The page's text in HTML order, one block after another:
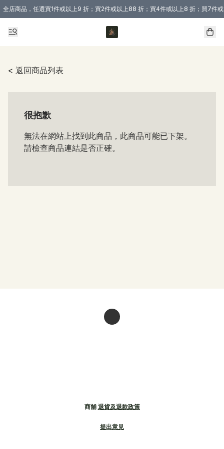
全店商品，任選買1件或以上9 折；買2件或以上88 折；買4件或以上8 折；買7件
購買 3 件商品或以上即享免運費優惠！（適用於 本地送貨、本地取貨 )
< 返回商品列表
很抱歉
無法在網站上找到此商品，此商品可能已下架。
請檢查商品連結是否正確。
商舖 退貨及退款政策
提出意見